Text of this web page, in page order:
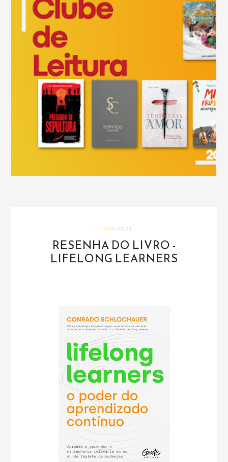
11/08/2021
RESENHA DO LIVRO -
LIFELONG LEARNERS